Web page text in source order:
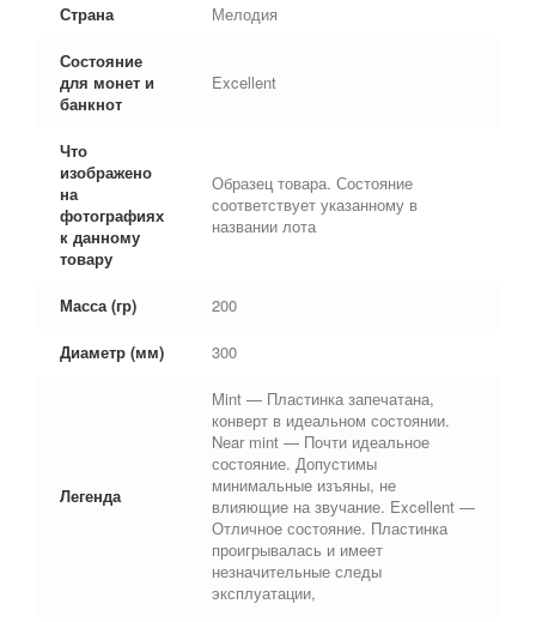
Страна Мелодия
Состояние
для монет и
банкнот
Excellent
Что
изображено
на
фотографиях
к данному
товару
Образец товара. Состояние
соответствует указанному в
названии лота
Масса (гр) 200
Диаметр (мм) 300
Легенда
Mint — Пластинка запечатана,
конверт в идеальном состоянии.
Near mint — Почти идеальное
состояние. Допустимы
минимальные изъяны, не
влияющие на звучание. Excellent —
Отличное состояние. Пластинка
проигрывалась и имеет
незначительные следы
эксплуатации,